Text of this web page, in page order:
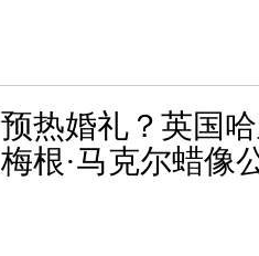
预热婚礼？英国
梅根·马克尔蜡像